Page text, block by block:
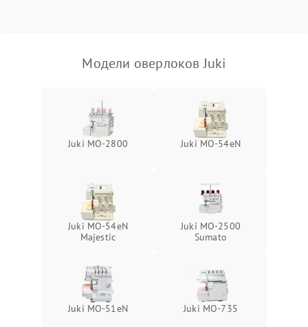
Модели оверлоков Juki
Juki MO-2800 Juki MO-54eN
Juki MO-54eN
Majestic
Juki MO-2500
Sumato
Juki MO-51eN Juki MO-735